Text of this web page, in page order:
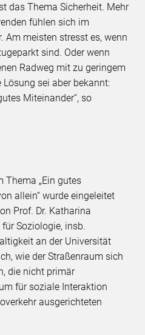
das Thema Sicherheit. Mehr
fühlen sich im
Am meisten stresst es, wenn
sind. Oder wenn
Radweg mit zu geringem
sei aber bekannt:
Miteinander“, so
Thema „Ein gutes
allein“ wurde eingeleitet
Prof. Dr. Katharina
Soziologie, insb.
an der Universität
wie der Straßenraum sich
die nicht primär
für soziale Interaktion
ausgerichteten